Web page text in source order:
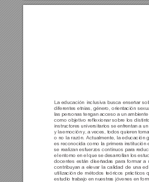
La educación inclusiva busca enseñar
diferentes etnias, género, orientación
las personas tengan acceso a un
como objetivo reﬂexionar sobre los
instructores universitarios se enfrentan a
y la emoción y, a veces, todos quieren
o no la razón. Actualmente, la educación
es reconocida como la primera institución
se realizan esfuerzos continuos para r
el entorno en el que se desarrollan los
docentes están diseñadas para formar a
contribuyan a elevar la calidad de una
utilización de métodos teóricos prácticos
estudio trabajo en nuestras jóvenes en